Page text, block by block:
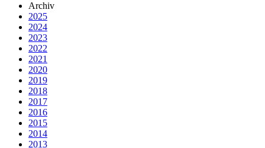
Archiv
2025
2024
2023
2022
2021
2020
2019
2018
2017
2016
2015
2014
2013